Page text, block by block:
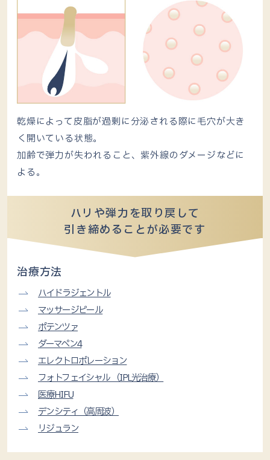
乾燥によって皮脂が過剰に分泌される際に毛穴が大き
く開いている状態。
加齢で弾力が失われること、紫外線のダメージなどに
よる。
ハリや弾力を取り戻して
引き締めることが必要です
治療方法
ハイドラジェントル
マッサージピール
ポテンツァ
ダーマペン4
エレクトロポレーション
フォトフェイシャル （IPL光治療）
医療HIFU
デンシティ（高周波）
リジュラン